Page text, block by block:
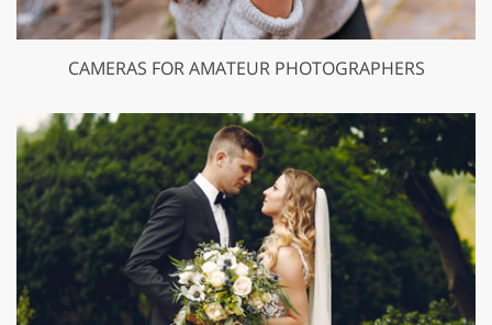
CAMERAS FOR AMATEUR PHOTOGRAPHERS